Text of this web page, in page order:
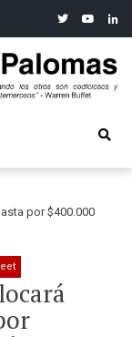
twitteryoutube
por $400.000